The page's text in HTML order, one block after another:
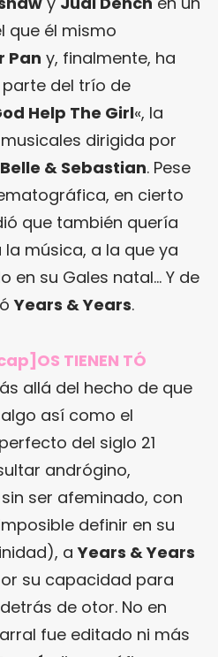
que él mismo
Pan y, finalmente, ha
del trío de
Help The Girl«, la
dirigida por
Belle & Sebastian. Pese
en cierto
que también quería
música, a la que ya
en su Gales natal… Y de
Years & Years.
TIENEN TÓ
allá del hecho de que
así como el
del siglo 21
andrógino,
ser afeminado, con
definir en su
aYears & Years
su capacidad para
de otor. No en
fue editado ni más